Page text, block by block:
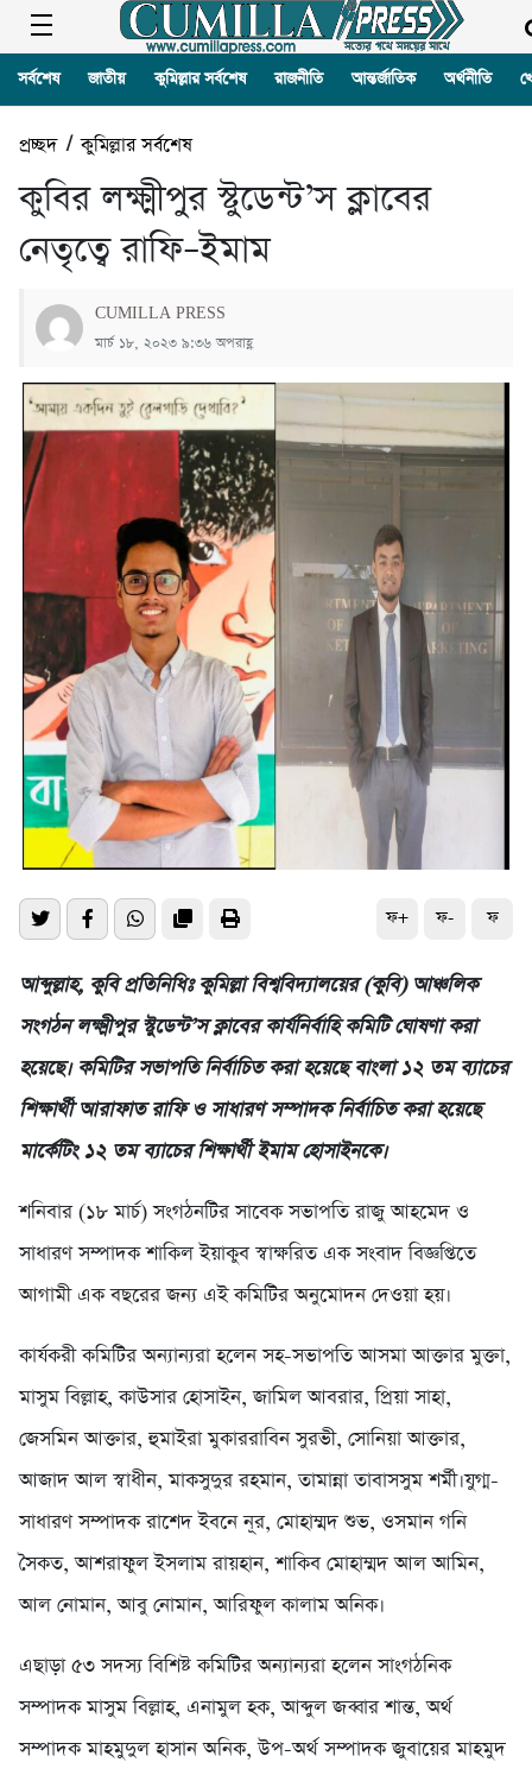
সর্বশেষ জাতীয় কুমিল্লার সর্বশেষ রাজনীতি আন্তর্জাতিক অর্থনীতি
প্রচ্ছদ/কুমিল্লার সর্বশেষ
কুবির লক্ষ্মীপুর স্টুডেন্ট’স ক্লাবের
নেতৃত্বে রাফি–ইমাম
CUMILLA PRESS
মার্চ ১৮, ২০২৩ ৯:৩৬ অপরাহ্ণ
ফ+ ফ- ফ
আব্দুল্লাহ, কুবি প্রতিনিধিঃ কুমিল্লা বিশ্ববিদ্যালয়ের (কুবি) আঞ্চলিক
সংগঠন লক্ষ্মীপুর স্টুডেন্ট’স ক্লাবের কার্যনির্বাহি কমিটি ঘোষণা করা
হয়েছে। কমিটির সভাপতি নির্বাচিত করা হয়েছে বাংলা ১২ তম ব্যাচের
শিক্ষার্থী আরাফাত রাফি ও সাধারণ সম্পাদক নির্বাচিত করা হয়েছে
মার্কেটিং ১২ তম ব্যাচের শিক্ষার্থী ইমাম হোসাইনকে।
শনিবার (১৮ মার্চ) সংগঠনটির সাবেক সভাপতি রাজু আহমেদ ও
সাধারণ সম্পাদক শাকিল ইয়াকুব স্বাক্ষরিত এক সংবাদ বিজ্ঞপ্তিতে
আগামী এক বছরের জন্য এই কমিটির অনুমোদন দেওয়া হয়।
কার্যকরী কমিটির অন্যান্যরা হলেন সহ-সভাপতি আসমা আক্তার মুক্তা,
মাসুম বিল্লাহ, কাউসার হোসাইন, জামিল আবরার, প্রিয়া সাহা,
জেসমিন আক্তার, হুমাইরা মুকাররাবিন সুরভী, সোনিয়া আক্তার,
আজাদ আল স্বাধীন, মাকসুদুর রহমান, তামান্না তাবাসসুম শর্মী।যুগ্ম-
সাধারণ সম্পাদক রাশেদ ইবনে নূর, মোহাম্মদ শুভ, ওসমান গনি
সৈকত, আশরাফুল ইসলাম রায়হান, শাকিব মোহাম্মদ আল আমিন,
আল নোমান, আবু নোমান, আরিফুল কালাম অনিক।
এছাড়া ৫৩ সদস্য বিশিষ্ট কমিটির অন্যান্যরা হলেন সাংগঠনিক
সম্পাদক মাসুম বিল্লাহ, এনামুল হক, আব্দুল জব্বার শান্ত, অর্থ
সম্পাদক মাহমুদুল হাসান অনিক, উপ-অর্থ সম্পাদক জুবায়ের মাহমুদ